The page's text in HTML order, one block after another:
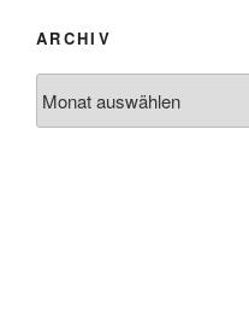
ARCHIV